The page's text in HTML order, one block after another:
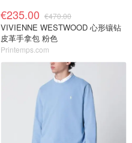
€235.00 €470.00
VIVIENNE WESTWOOD 心形镶钻
皮革手拿包 粉色
Printemps.com